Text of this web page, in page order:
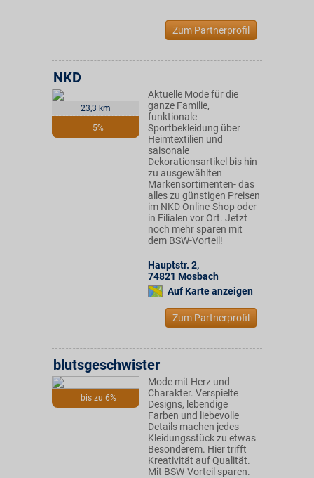
Zum Partnerprofil
23,3 km
5%
NKD
Aktuelle Mode für die
ganze Familie,
funktionale
Sportbekleidung über
Heimtextilien und
saisonale
Dekorationsartikel bis hin
zu ausgewählten
Markensortimenten- das
alles zu günstigen Preisen
im NKD Online-Shop oder
in Filialen vor Ort. Jetzt
noch mehr sparen mit
dem BSW-Vorteil!
Hauptstr. 2,
74821 Mosbach
Auf Karte anzeigen
Zum Partnerprofil
bis zu 6%
blutsgeschwister
Mode mit Herz und
Charakter. Verspielte
Designs, lebendige
Farben und liebevolle
Details machen jedes
Kleidungsstück zu etwas
Besonderem. Hier trifft
Kreativität auf Qualität.
Mit BSW-Vorteil sparen.